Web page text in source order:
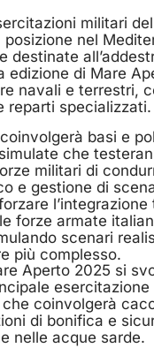
militari
nel
destinate
edizione di Mare
navali e terrestri,
reparti specializzati.
basi e
che
militari di
e gestione di
forze armate
scenari
più complesso.
Aperto 2025 si
esercitazione
coinvolgerà
di bonifica e
nelle acque sarde.